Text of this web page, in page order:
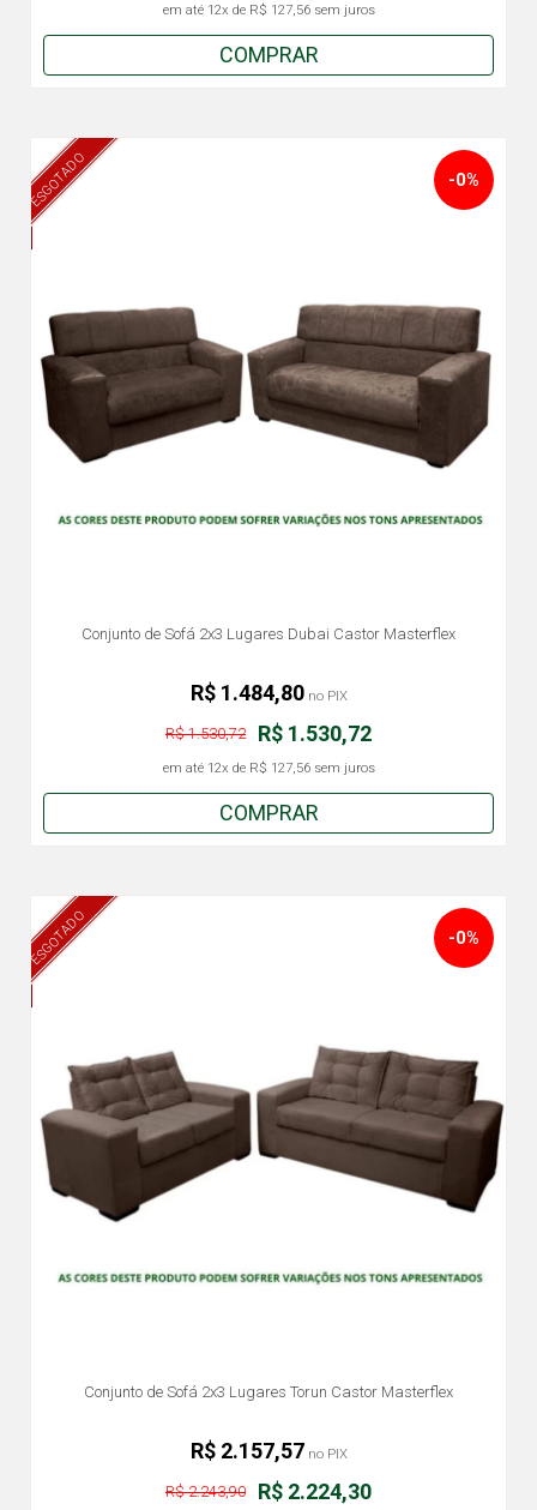
em até 12x de R$ 127,56sem juros
COMPRAR
ESGOTADO
Conjunto de Sofá 2x3 Lugares Dubai Castor Masterflex
-0%
R$ 1.530,72
R$ 1.530,72
em até 12x de R$ 127,56sem juros
R$ 1.484,80no PIX
COMPRAR
ESGOTADO
Conjunto de Sofá 2x3 Lugares Torun Castor Masterflex
-0%
R$ 2.224,30
R$ 2.243,90
R$ 2.157,57 no PIX